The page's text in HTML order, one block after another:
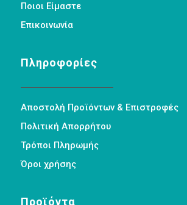
Ποιοι Είμαστε
Επικοινωνία
Πληροφορίες
Αποστολή Προϊόντων & Επιστροφές
Πολιτική Απορρήτου
Τρόποι Πληρωμής
Όροι χρήσης
Προϊόντα